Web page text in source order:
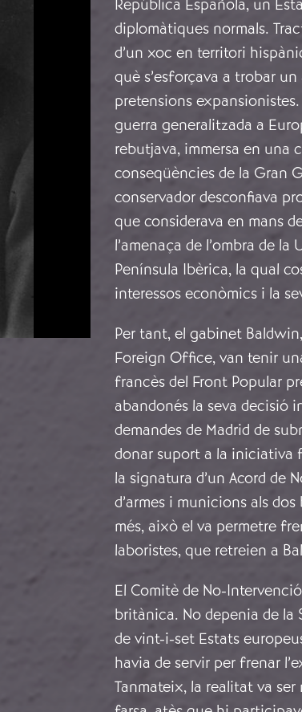
República Española, un
diplomàtiques normals.
d’un xoc en territori
què s’esforçava a trobar
pretensions
guerra generalitzada a
rebutjava, immersa en una
conseqüències de la Gran
conservador desconfiava
que considerava en mans
l’amenaça de l’ombra de
Península Ibèrica, la qual
interessos econòmics i la
Per tant, el gabinet
Foreign Office, van tenir
francès del Front Popular
abandonés la seva decisió
demandes de Madrid de
donar suport a la iniciativa
la signatura d’un Acord de
d’armes i municions als
més, això el va permetre
laboristes, que retreien a
El Comitè de No-
britànica. No depenia de la
de vint-i-set Estats
havia de servir per frenar
Tanmateix, la realitat va